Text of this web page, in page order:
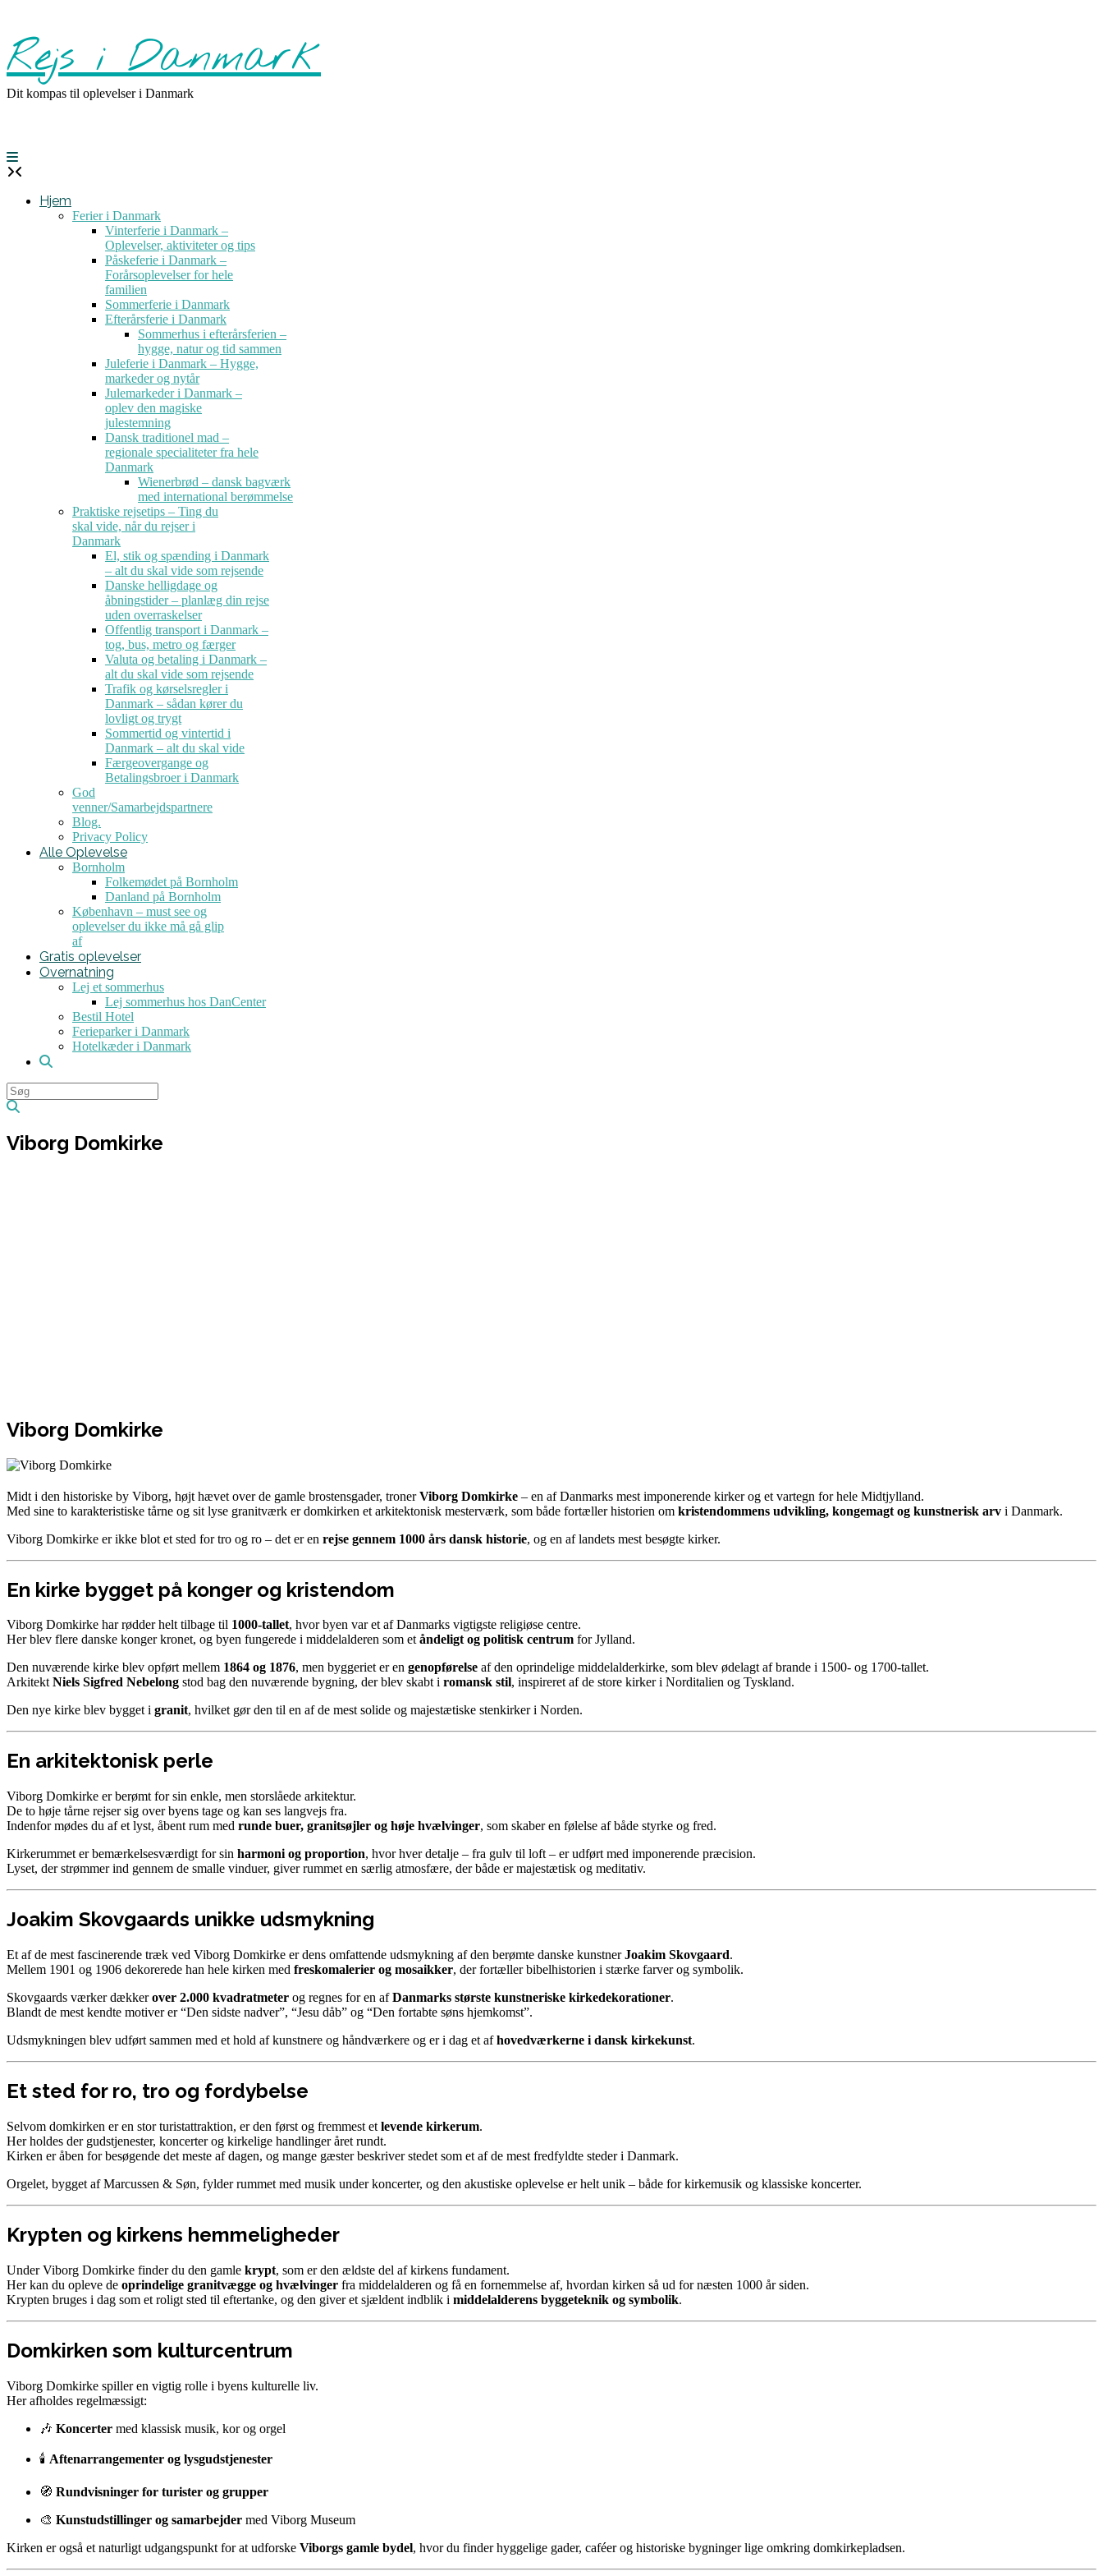
content
Rejs i Danmark
Dit kompas til oplevelser i Danmark
Hjem
Ferier i Danmark
Vinterferie i Danmark –
Oplevelser, aktiviteter og tips
Påskeferie i Danmark –
Forårsoplevelser for hele
familien
Sommerferie i Danmark
Efterårsferie i Danmark
Sommerhus i efterårsferien –
hygge, natur og tid sammen
Juleferie i Danmark – Hygge,
markeder og nytår
Julemarkeder i Danmark –
oplev den magiske
julestemning
Dansk traditionel mad –
regionale specialiteter fra hele
Danmark
Wienerbrød – dansk bagværk
med international berømmelse
Praktiske rejsetips – Ting du
skal vide, når du rejser i
Danmark
El, stik og spænding i Danmark
– alt du skal vide som rejsende
Danske helligdage og
åbningstider – planlæg din rejse
uden overraskelser
Offentlig transport i Danmark –
tog, bus, metro og færger
Valuta og betaling i Danmark –
alt du skal vide som rejsende
Trafik og kørselsregler i
Danmark – sådan kører du
lovligt og trygt
Sommertid og vintertid i
Danmark – alt du skal vide
Færgeovergange og
Betalingsbroer i Danmark
God
venner/Samarbejdspartnere
Blog.
Privacy Policy
Alle Oplevelse
Bornholm
Folkemødet på Bornholm
Danland på Bornholm
København – must see og
oplevelser du ikke må gå glip
af
Gratis oplevelser
Overnatning
Lej et sommerhus
Lej sommerhus hos DanCenter
Bestil Hotel
Ferieparker i Danmark
Hotelkæder i Danmark
Viborg Domkirke
Viborg Domkirke
Midt i den historiske by Viborg, højt hævet over de gamle brostensgader, tronerViborg Domkirke – en af Danmarks mest imponerende kirker og et vartegn for hele Midtjylland.
Med sine to karakteristiske tårne og sit lyse granitværk er domkirken et arkitektonisk mesterværk, som både fortæller historien om kristendommens udvikling, kongemagt og kunstnerisk arv i Danmark.
Viborg Domkirke er ikke blot et sted for tro og ro – det er en rejse gennem 1000 års dansk historie, og en af landets mest besøgte kirker.
En kirke bygget på konger og kristendom
Viborg Domkirke har rødder helt tilbage til 1000-tallet, hvor byen var et af Danmarks vigtigste religiøse centre.
Her blev flere danske konger kronet, og byen fungerede i middelalderen som etåndeligt og politisk centrum for Jylland.
Den nuværende kirke blev opført mellem 1864 og 1876, men byggeriet er en genopførelse af den oprindelige middelalderkirke, som blev ødelagt af brande i 1500- og 1700-tallet.
ArkitektNiels Sigfred Nebelong stod bag den nuværende bygning, der blev skabt i romansk stil, inspireret af de store kirker i Norditalien og Tyskland.
Den nye kirke blev bygget i granit, hvilket gør den til en af de mest solide og majestætiske stenkirker i Norden.
En arkitektonisk perle
Viborg Domkirke er berømt for sin enkle, men storslåede arkitektur.
De to høje tårne rejser sig over byens tage og kan ses langvejs fra.
Indenfor mødes du af et lyst, åbent rum med runde buer, granitsøjler og høje hvælvinger, som skaber en følelse af både styrke og fred.
Kirkerummet er bemærkelsesværdigt for sin harmoni og proportion, hvor hver detalje – fra gulv til loft – er udført med imponerende præcision.
Lyset, der strømmer ind gennem de smalle vinduer, giver rummet en særlig atmosfære, der både er majestætisk og meditativ.
Joakim Skovgaards unikke udsmykning
Et af de mest fascinerende træk ved Viborg Domkirke er dens omfattende udsmykning af den berømte danske kunstnerJoakim Skovgaard.
Mellem 1901 og 1906 dekorerede han hele kirken med freskomalerier og mosaikker, der fortæller bibelhistorien i stærke farver og symbolik.
Skovgaards værker dækkerover 2.000 kvadratmeter og regnes for en afDanmarks største kunstneriske kirkedekorationer.
Blandt de mest kendte motiver er “Den sidste nadver”, “Jesu dåb” og “Den fortabte søns hjemkomst”.
Udsmykningen blev udført sammen med et hold af kunstnere og håndværkere og er i dag et afhovedværkerne i dansk kirkekunst.
Et sted for ro, tro og fordybelse
Selvom domkirken er en stor turistattraktion, er den først og fremmest et levende kirkerum.
Her holdes der gudstjenester, koncerter og kirkelige handlinger året rundt.
Kirken er åben for besøgende det meste af dagen, og mange gæster beskriver stedet som et af de mest fredfyldte steder i Danmark.
Orgelet, bygget af Marcussen & Søn, fylder rummet med musik under koncerter, og den akustiske oplevelse er helt unik – både for kirkemusik og klassiske koncerter.
Krypten og kirkens hemmeligheder
Under Viborg Domkirke finder du den gamle krypt, som er den ældste del af kirkens fundament.
Her kan du opleve de oprindelige granitvægge og hvælvinger fra middelalderen og få en fornemmelse af, hvordan kirken så ud for næsten 1000 år siden.
Krypten bruges i dag som et roligt sted til eftertanke, og den giver et sjældent indblik i middelalderens byggeteknik og symbolik.
Domkirken som kulturcentrum
Viborg Domkirke spiller en vigtig rolle i byens kulturelle liv.
Her afholdes regelmæssigt:
🎶 Koncerter med klassisk musik, kor og orgel
🕯️ Aftenarrangementer og lysgudstjenester
🧭 Rundvisninger for turister og grupper
🎨 Kunstudstillinger og samarbejder med Viborg Museum
Kirken er også et naturligt udgangspunkt for at udforske Viborgs gamle bydel, hvor du finder hyggelige gader, caféer og historiske bygninger lige omkring domkirkepladsen.